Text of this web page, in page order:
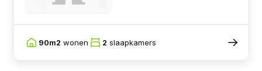
90m2 wonen 2 slaapkamers